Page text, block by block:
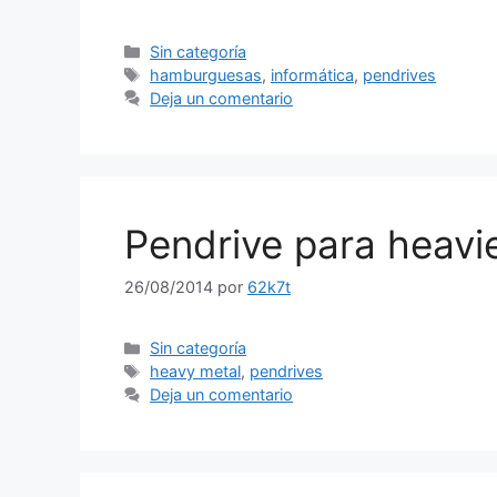
Categorías
Sin categoría
Etiquetas
hamburguesas, informática, pendrives
Deja un comentario
Pendrive para
26/08/2014 por 62k7t
Categorías
Sin categoría
Etiquetas
heavy metal, pendrives
Deja un comentario